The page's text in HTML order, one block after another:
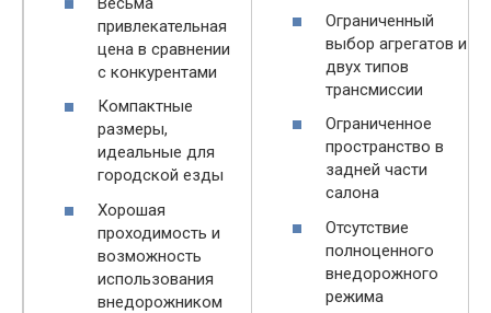
привлекательная
цена в сравнении
с конкурентами
Компактные
размеры,
идеальные для
городской езды
Хорошая
проходимость и
возможность
использования
внедорожником
Ограниченный
выбор агрегатов и
двух типов
трансмиссии
Ограниченное
пространство в
задней части
салона
Отсутствие
полноценного
внедорожного
режима